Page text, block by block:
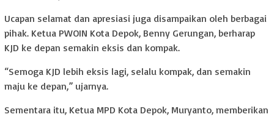
Ucapan selamat dan apresiasi juga disampaikan oleh berbagai
pihak. Ketua PWOIN Kota Depok, Benny Gerungan, berharap
KJD ke depan semakin eksis dan kompak.
“Semoga KJD lebih eksis lagi, selalu kompak, dan semakin
maju ke depan,” ujarnya.
Sementara itu, Ketua MPD Kota Depok, Muryanto, memberikan